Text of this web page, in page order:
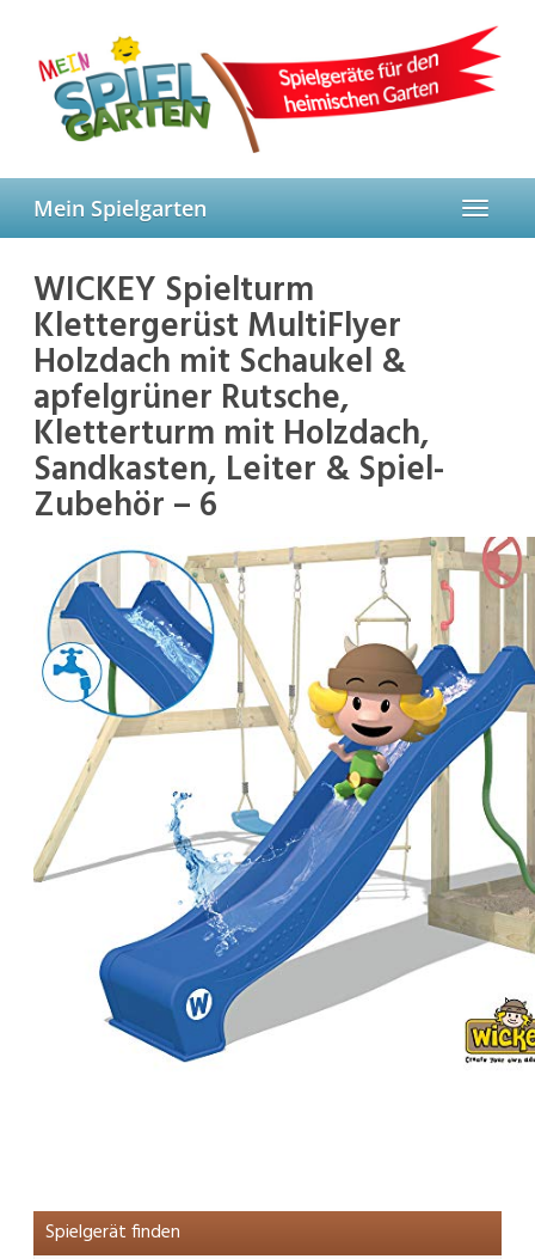
content
Toggle
Mein Spielgarten
WICKEY Spielturm
Klettergerüst MultiFlyer
Holzdach mit Schaukel &
apfelgrüner Rutsche,
Kletterturm mit Holzdach,
Sandkasten, Leiter & Spiel-
Zubehör – 6
Spielgerät finden